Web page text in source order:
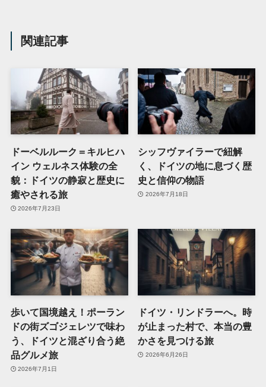
関連記事
ドーベルルーク＝キルヒハ
イン ウェルネス体験の全
貌：ドイツの静寂と歴史に
癒やされる旅
2026年7月23日
シッフヴァイラーで紐解
く、ドイツの地に息づく歴
史と信仰の物語
2026年7月18日
歩いて国境越え！ポーラン
ドの街ズゴジェレツで味わ
う、ドイツと混ざり合う絶
品グルメ旅
2026年7月1日
ドイツ・リンドラーへ。時
が止まった村で、本当の豊
かさを見つける旅
2026年6月26日